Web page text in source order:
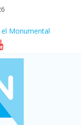
el Monumental
décadas y ya
el sector
y consumo
el país, un 5,9%
julio: bajó un 12,6%